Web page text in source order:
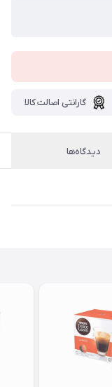
گارانتی اصالت کالا
دیدگاه‌ها